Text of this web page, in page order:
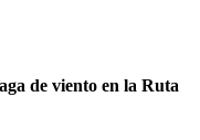
de viento en la Ruta